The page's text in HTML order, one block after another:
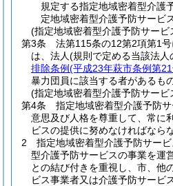
規定する指定地域密着型介護
定地域密着型介護予防サービ
(指定地域密着型介護予防サービ
第3条
法第115条の12第2項第1
は、法人(規則で定める当該法人
排除条例(平成23年萩市条例第
暴力団員に該当する者があるも
(指定地域密着型介護予防サービ
第4条
指定地域密着型介護予防
意思及び人格を尊重して、常に
ビスの提供に努めなければなら
2
指定地域密着型介護予防サー
型介護予防サービスの事業を運
との結び付きを重視し、市、他
ビス事業者又は介護予防サービ